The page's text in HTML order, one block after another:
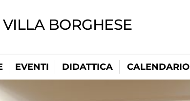
BORGHESE
EVENTI DIDATTICA CALENDARIO